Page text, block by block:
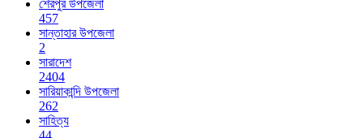
শেরপুর উপজেলা
457
সান্তাহার উপজেলা
2
সারাদেশ
2404
সারিয়াকান্দি উপজেলা
262
সাহিত্য